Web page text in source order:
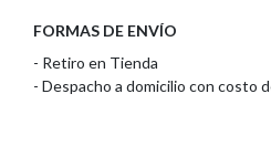
FORMAS DE ENVÍO
- Retiro en Tienda
- Despacho a domicilio con costo